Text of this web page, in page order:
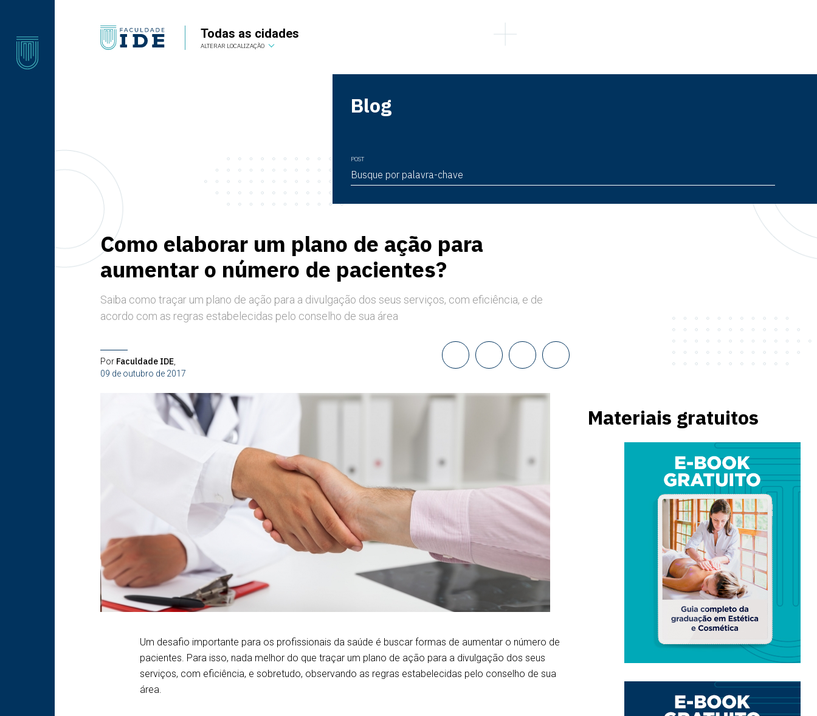
Todas as cidades
Todas as cidades
ALTERAR LOCALIZAÇÃO
Blog
POST
Como elaborar um plano de ação para
aumentar o número de pacientes?
Saiba como traçar um plano de ação para a divulgação dos seus serviços, com eficiência, e de
acordo com as regras estabelecidas pelo conselho de sua área
Por Faculdade IDE
09 de outubro de 2017
Um desafio importante para os profissionais da saúde é buscar formas de aumentar o número de
pacientes. Para isso, nada melhor do que traçar um plano de ação para a divulgação dos seus
serviços, com eficiência, e sobretudo, observando as regras estabelecidas pelo conselho de sua
área.
Materiais gratuitos